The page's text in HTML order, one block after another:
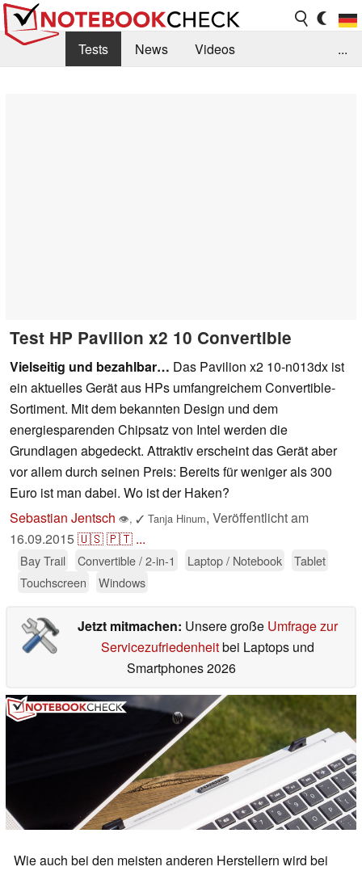
Tests News
Videos
...
Test HP Pavilion x2 10 Convertible
Vielseitig und bezahlbar… Das Pavilion x2 10-n013dx ist
ein aktuelles Gerät aus HPs umfangreichem Convertible-
Sortiment. Mit dem bekannten Design und dem
energiesparenden Chipsatz von Intel werden die
Grundlagen abgedeckt. Attraktiv erscheint das Gerät aber
vor allem durch seinen Preis: Bereits für weniger als 300
Euro ist man dabei. Wo ist der Haken?
Sebastian Jentsch 👁, ✓ Tanja Hinum, Veröffentlicht am
16.09.2015🇺🇸🇵🇹 ...
Bay Trail Convertible / 2-in-1 Laptop / Notebook
Tablet
Touchscreen
Windows
Jetzt mitmachen: Unsere große Umfrage zur
Servicezufriedenheitbei Laptops und
Smartphones 2026
Wie auch bei den meisten anderen Herstellern wird bei